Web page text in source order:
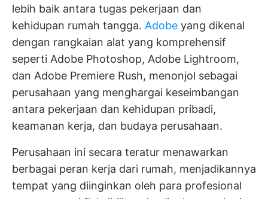
lebih baik antara tugas pekerjaan dan
kehidupan rumah tangga. Adobe yang dikenal
dengan rangkaian alat yang komprehensif
seperti Adobe Photoshop, Adobe Lightroom,
dan Adobe Premiere Rush, menonjol sebagai
perusahaan yang menghargai keseimbangan
antara pekerjaan dan kehidupan pribadi,
keamanan kerja, dan budaya perusahaan.
Perusahaan ini secara teratur menawarkan
berbagai peran kerja dari rumah, menjadikannya
tempat yang diinginkan oleh para profesional